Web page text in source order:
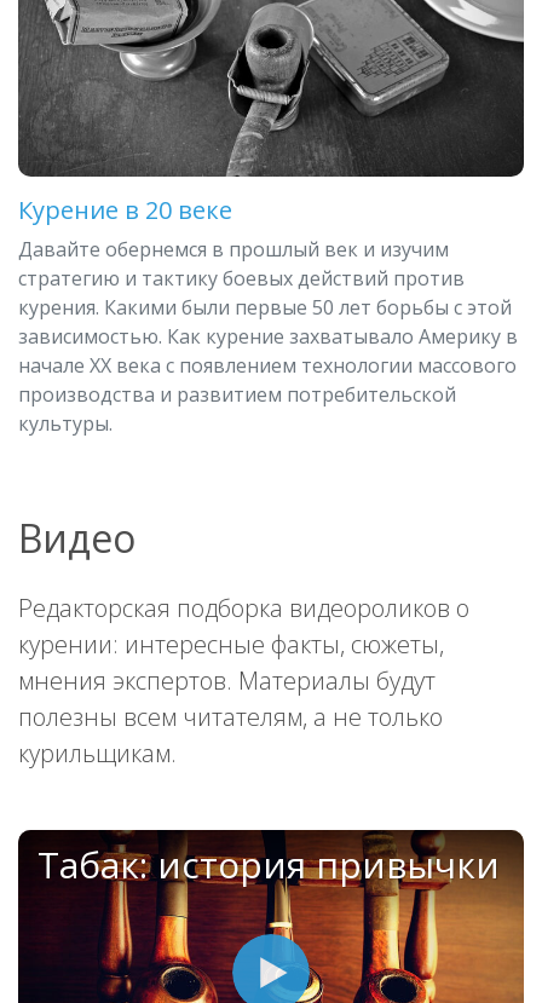
Курение в 20 веке
Давайте обернемся в прошлый век и изучим
стратегию и тактику боевых действий против
курения. Какими были первые 50 лет борьбы с этой
зависимостью. Как курение захватывало Америку в
начале XX века с появлением технологии массового
производства и развитием потребительской
культуры.
Видео
Редакторская подборка видеороликов о
курении: интересные факты, сюжеты,
мнения экспертов. Материалы будут
полезны всем читателям, а не только
курильщикам.
Табак: история привычки